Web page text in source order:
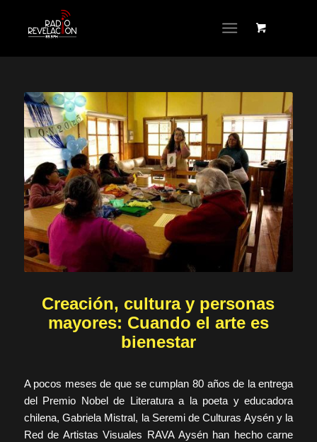
Creación, cultura y personas
mayores: Cuando el arte es
bienestar
A pocos meses de que se cumplan 80 años de la entrega
del Premio Nobel de Literatura a la poeta y educadora
chilena, Gabriela Mistral, la Seremi de Culturas Aysén y la
Red de Artistas Visuales RAVA Aysén han hecho carne